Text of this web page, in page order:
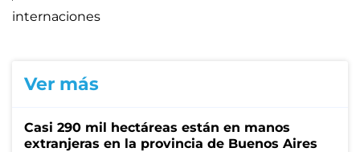
internaciones
Ver más
Casi 290 mil hectáreas están en manos
extranjeras en la provincia de Buenos Aires